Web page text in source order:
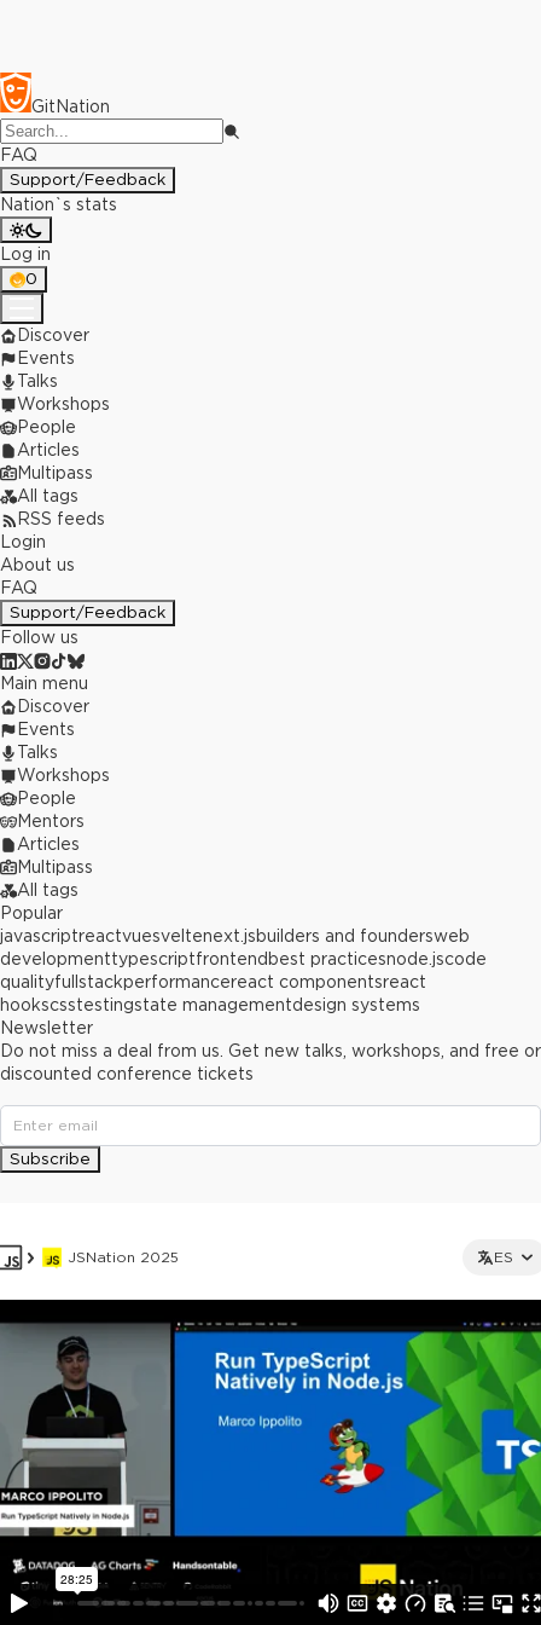
GitNation
FAQ
Support/Feedback
Nation`s stats
Log in
0
Discover
Events
Talks
Workshops
People
Articles
Multipass
All tags
RSS feeds
Login
About us
FAQ
Support/Feedback
Follow us
JSNation 2025 ES
Main menu
Discover
Events
Talks
Workshops
People
Mentors
Articles
Multipass
All tags
Popular
javascriptreactvuesveltenext.jsbuilders and foundersweb
developmenttypescriptfrontend best practicesnode.jscode
qualityfullstackperformancereact componentsreact
hookscsstestingstate managementdesign systems
Newsletter
Do not miss a deal from us. Get new talks, workshops, and free or
discounted conference tickets
Subscribe